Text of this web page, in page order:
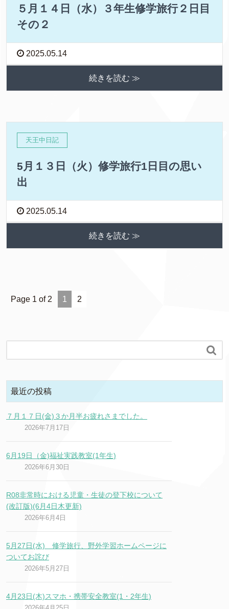
５月１４日（水）３年生修学旅行２日目
その２
2025.05.14
続きを読む ≫
天王中日記
5月１３日（火）修学旅行1日目の思い
出
2025.05.14
続きを読む ≫
Page 1 of 2 1 2

最近の投稿
７月１７日(金)３か月半お疲れさまでした。
2026年7月17日
6月19日（金)福祉実践教室(1年生)
2026年6月30日
R08非常時における児童・生徒の登下校について
(改訂版)(6月4日木更新)
2026年6月4日
5月27日(水) 修学旅行、野外学習ホームページに
ついてお詫び
2026年5月27日
4月23日(木)スマホ・携帯安全教室(1・2年生)